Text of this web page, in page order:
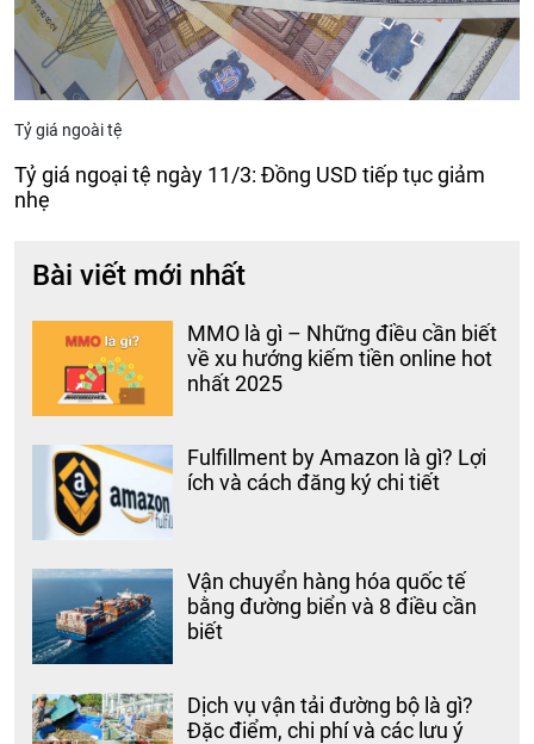
Tỷ giá ngoài tệ
Tỷ giá ngoại tệ ngày 11/3: Đồng USD tiếp tục giảm
nhẹ
Bài viết mới nhất
MMO là gì – Những điều cần biết
về xu hướng kiếm tiền online hot
nhất 2025
Fulfillment by Amazon là gì? Lợi
ích và cách đăng ký chi tiết
Vận chuyển hàng hóa quốc tế
bằng đường biển và 8 điều cần
biết
Dịch vụ vận tải đường bộ là gì?
Đặc điểm, chi phí và các lưu ý